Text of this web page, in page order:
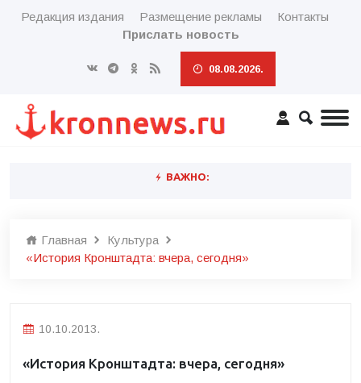
Редакция издания Размещение рекламы
Контакты
Прислать новость
08.08.2026.
ВАЖНО:
Главная
Культура
«История Кронштадта: вчера, сегодня»
10.10.2013.
«История Кронштадта: вчера, сегодня»